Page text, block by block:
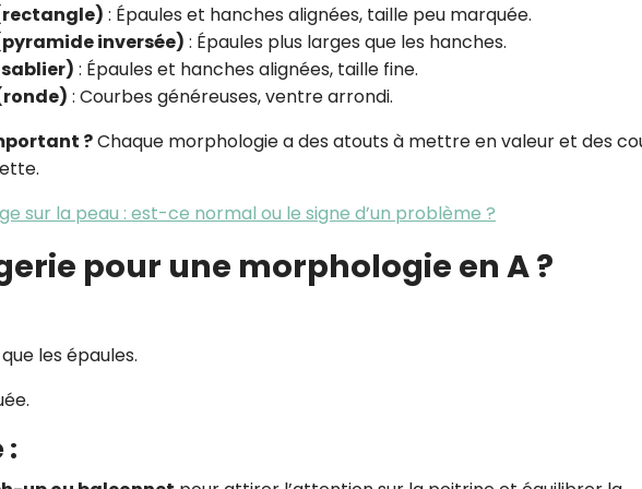
: Épaules et hanches alignées, taille peu marquée.
inversée) : Épaules plus larges que les hanches.
: Épaules et hanches alignées, taille fine.
: Courbes généreuses, ventre arrondi.
?Chaque morphologie a des atouts à mettre en valeur et des
sur la peau : est-ce normal ou le signe d’un problème ?
pour une morphologie en A ?
les épaules.
: